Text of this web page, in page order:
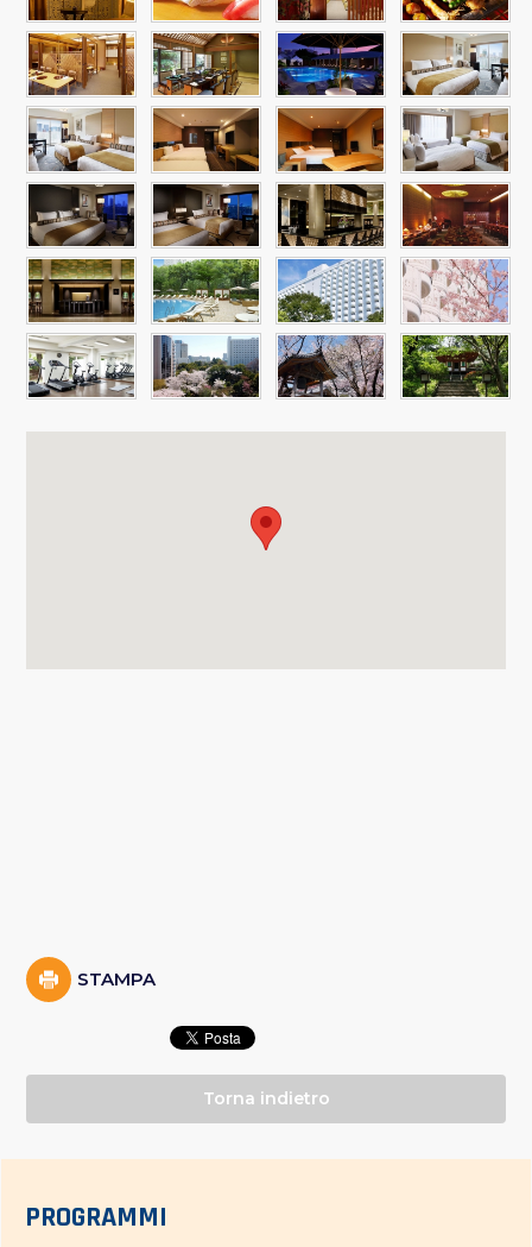
STAMPA
Torna indietro
PROGRAMMI